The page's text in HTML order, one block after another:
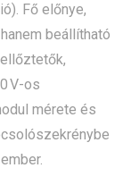
Fő előnye,
beállítható
V-os
mérete és